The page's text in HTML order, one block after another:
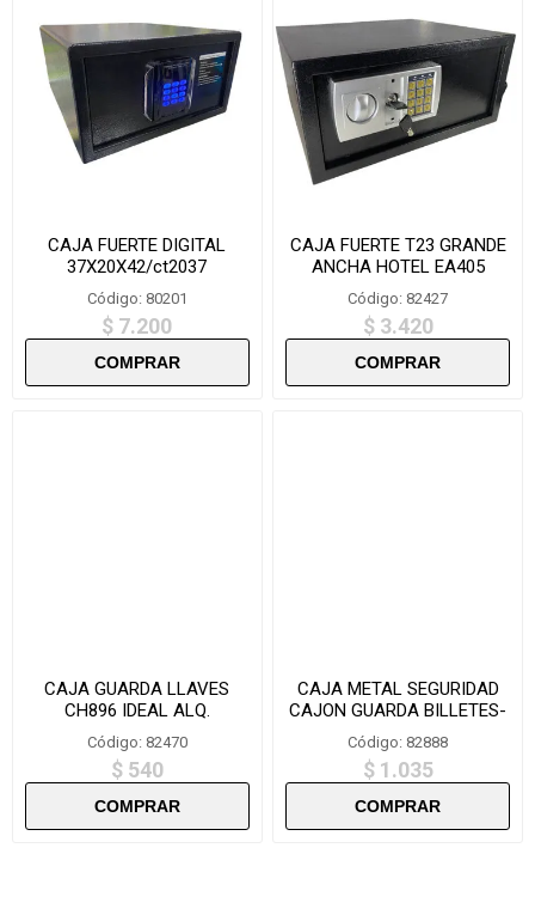
CAJA FUERTE DIGITAL
37X20X42/ct2037
Código: 80201
$ 7.200
CAJA FUERTE T23 GRANDE
ANCHA HOTEL EA405
Código: 82427
$ 3.420
CAJA GUARDA LLAVES
CH896 IDEAL ALQ.
TEMPORALES-18X10CM
Código: 82470
$ 540
CAJA METAL SEGURIDAD
CAJON GUARDA BILLETES-
HTD300 -30X24X9CM
Código: 82888
$ 1.035